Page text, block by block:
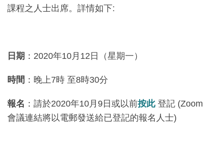
課程之人士出席。詳情如下:
日期 ：2020年10月12日（星期一）
時間 ：晚上7時 至8時30分
報名 ：請於2020年10月9日或以前按此登記 (Zoom
會議連結將以電郵發送給已登記的報名人士)